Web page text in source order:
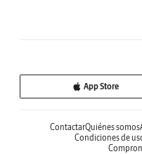
App Store
ContactarQuiénes somos
Condiciones de